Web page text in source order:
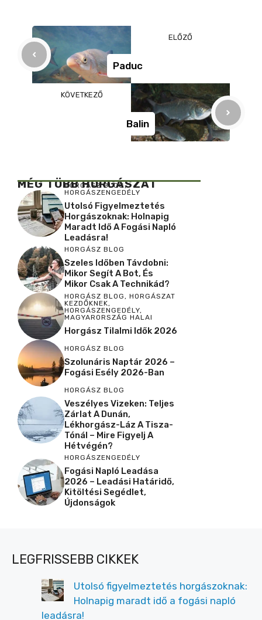
b
o
o
k
n
g
er
ELŐZŐ
Paduc
KÖVETKEZŐ
Balin
MÉG TÖBB HORGÁSZAT
HORGÁSZ BLOG,
HORGÁSZENGEDÉLY
Utolsó Figyelmeztetés
Horgászoknak: Holnapig
Maradt Idő A Fogási Napló
Leadásra!
HORGÁSZ BLOG
Szeles Időben Távdobni:
Mikor Segít A Bot, És
Mikor Csak A Technikád?
HORGÁSZ BLOG, HORGÁSZAT
KEZDŐKNEK,
HORGÁSZENGEDÉLY,
MAGYARORSZÁG HALAI
Horgász Tilalmi Idők 2026
HORGÁSZ BLOG
Szolunáris Naptár 2026 –
Fogási Esély 2026-Ban
HORGÁSZ BLOG
Veszélyes Vizeken: Teljes
Zárlat A Dunán,
Lékhorgász-Láz A Tisza-
Tónál – Mire Figyelj A
Hétvégén?
HORGÁSZENGEDÉLY
Fogási Napló Leadása
2026 – Leadási Határidő,
Kitöltési Segédlet,
Újdonságok
LEGFRISSEBB CIKKEK
Utolsó figyelmeztetés horgászoknak:
Holnapig maradt idő a fogási napló
leadásra!